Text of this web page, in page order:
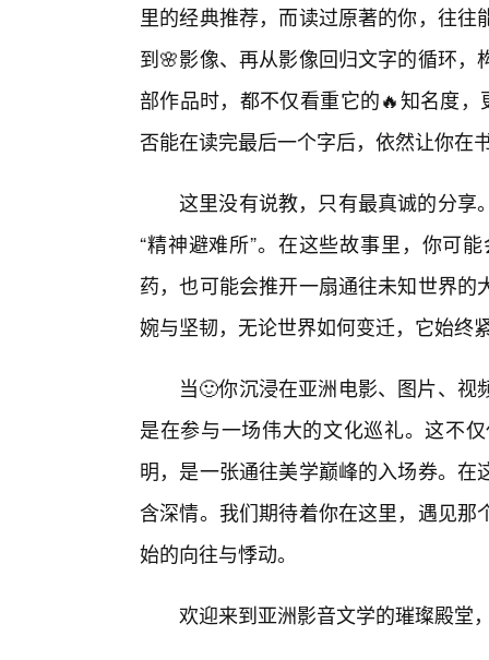
里的经典推荐，而读过原著的你，往
到🌸影像、再从影像回归文字的循环
部作品时，都不仅看重它的🔥知名度
否能在读完最后一个字后，依然让你在
这里没有说教，只有最真诚的分享
“精神避难所”。在这些故事里，你可
药，也可能会推开一扇通往未知世界
婉与坚韧，无论世界如何变迁，它始终
当🙂你沉浸在亚洲电影、图片、
是在参与一场伟大的文化巡礼。这不
明，是一张通往美学巅峰的入场券。
含深情。我们期待着你在这里，遇见
始的向往与悸动。
欢迎来到亚洲影音文学的璀璨殿堂